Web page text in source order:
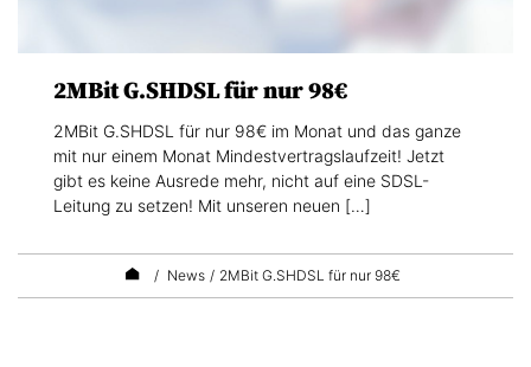
2MBit G.SHDSL für nur 98€
2MBit G.SHDSL für nur 98€ im Monat und das ganze
mit nur einem Monat Mindestvertragslaufzeit! Jetzt
gibt es keine Ausrede mehr, nicht auf eine SDSL-
Leitung zu setzen! Mit unseren neuen […]
/ News / 2MBit G.SHDSL für nur 98€